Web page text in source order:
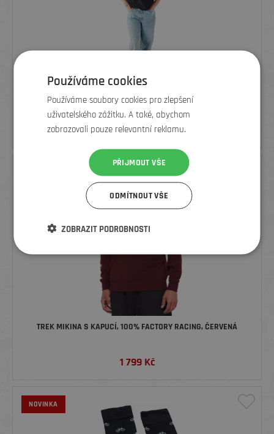
TREK UNISEX TRIKO MONOCHROMATIC, ČERNÉ
699Kč
TREK MIKINA S KAPUCÍ, 100% FACTORY RACING, ČERVENÁ
1 799Kč
NOVINKA
Používáme cookies
Používáme soubory cookies pro zlepšení
uživatelského zážitku. A také, abychom
zobrazovali pouze relevantní reklamu.
PŘIJMOUT VŠE
ODMÍTNOUT VŠE
ZOBRAZIT PODROBNOSTI